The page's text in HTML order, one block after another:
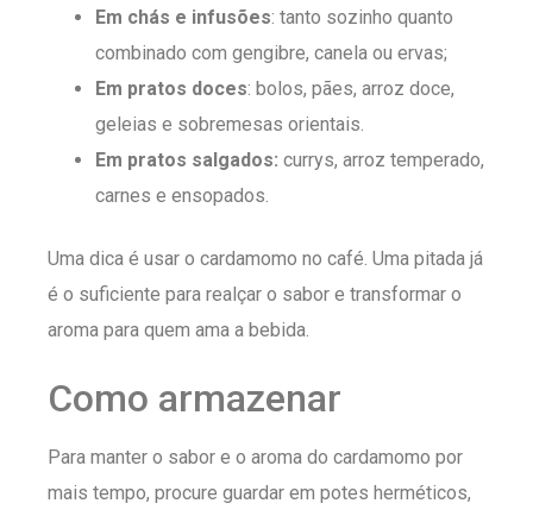
Em chás e infusões: tanto sozinho quanto
combinado com gengibre, canela ou ervas;
Em pratos doces: bolos, pães, arroz doce,
geleias e sobremesas orientais.
Em pratos salgados: currys, arroz temperado,
carnes e ensopados.
Uma dica é usar o cardamomo no café. Uma pitada já
é o suficiente para realçar o sabor e transformar o
aroma para quem ama a bebida.
Como armazenar
Para manter o sabor e o aroma do cardamomo por
mais tempo, procure guardar em potes herméticos,